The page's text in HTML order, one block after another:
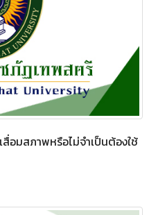
อมสภาพหรือไม่จำเป็นต้องใช้